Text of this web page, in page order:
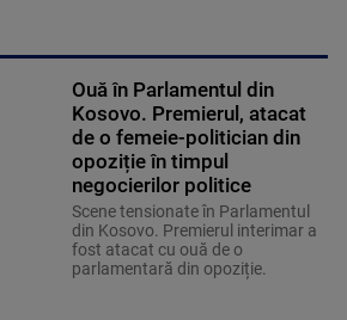
Ouă în Parlamentul din
Kosovo. Premierul, atacat
de o femeie-politician din
opoziție în timpul
negocierilor politice
Scene tensionate în Parlamentul
din Kosovo. Premierul interimar a
fost atacat cu ouă de o
parlamentară din opoziție.